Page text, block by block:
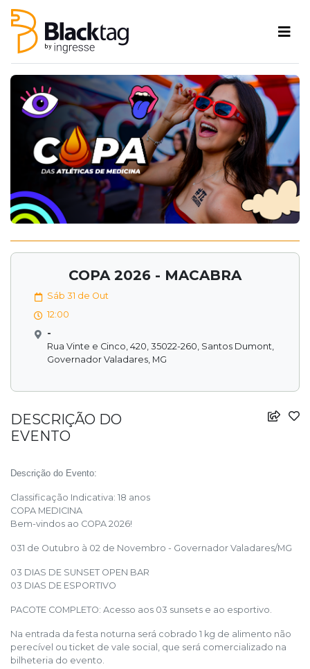
COPA 2026 - MACABRA
Sáb 31 de Out
12:00
-
Rua Vinte e Cinco, 420, 35022-260, Santos Dumont,
Governador Valadares, MG
DESCRIÇÃO DO
EVENTO
Descrição do Evento:
Classificação Indicativa: 18 anos
COPA MEDICINA
Bem-vindos ao COPA 2026!
031 de Outubro à 02 de Novembro - Governador Valadares/MG
03 DIAS DE SUNSET OPEN BAR
03 DIAS DE ESPORTIVO
PACOTE COMPLETO: Acesso aos 03 sunsets e ao esportivo.
Na entrada da festa noturna será cobrado 1 kg de alimento não
perecível ou ticket de vale social, que será comercializado na
bilheteria do evento.